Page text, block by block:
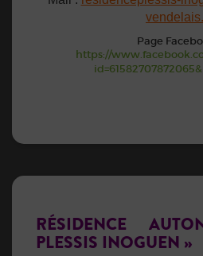
Page
https://
RÉSIDENCE
PLESSIS INOGUEN »